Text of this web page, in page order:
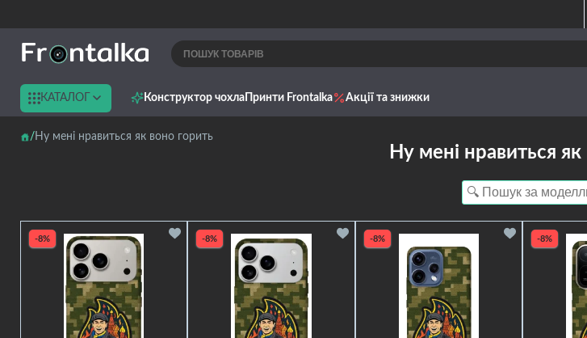
КАТАЛОГ Конструктор чохла Принти Frontalka Акції та знижки
Ну мені нравиться як воно горить
Ну мені нравиться
-8% -8% -8% -8%